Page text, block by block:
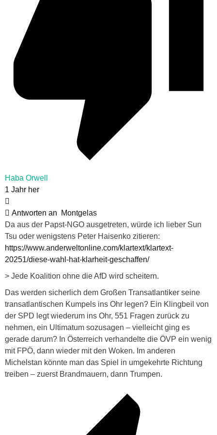
Haba Orwell
1 Jahr her
Antworten an
Montgelas
Da aus der Papst-NGO ausgetreten, würde ich lieber Sun
Tsu oder wenigstens Peter Haisenko zitieren:
https://www.anderweltonline.com/klartext/klartext-
20251/diese-wahl-hat-klarheit-geschaffen/
> Jede Koalition ohne die AfD wird scheitern.
Das werden sicherlich dem Großen Transatlantiker seine
transatlantischen Kumpels ins Ohr legen? Ein Klingbeil von
der SPD legt wiederum ins Ohr, 551 Fragen zurück zu
nehmen, ein Ultimatum sozusagen – vielleicht ging es
gerade darum? In Österreich verhandelte die ÖVP ein wenig
mit FPÖ, dann wieder mit den Woken. Im anderen
Michelstan könnte man das Spiel in umgekehrte Richtung
treiben – zuerst Brandmauern, dann Trumpen.